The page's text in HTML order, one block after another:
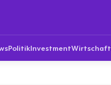
PolitikInvestmentWirtschaft